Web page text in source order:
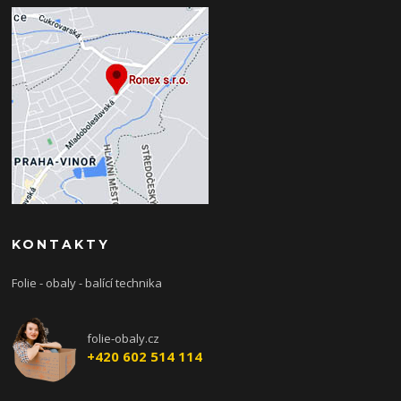
KONTAKTY
Folie - obaly - balící technika
folie-obaly.cz
+420 602 514 114